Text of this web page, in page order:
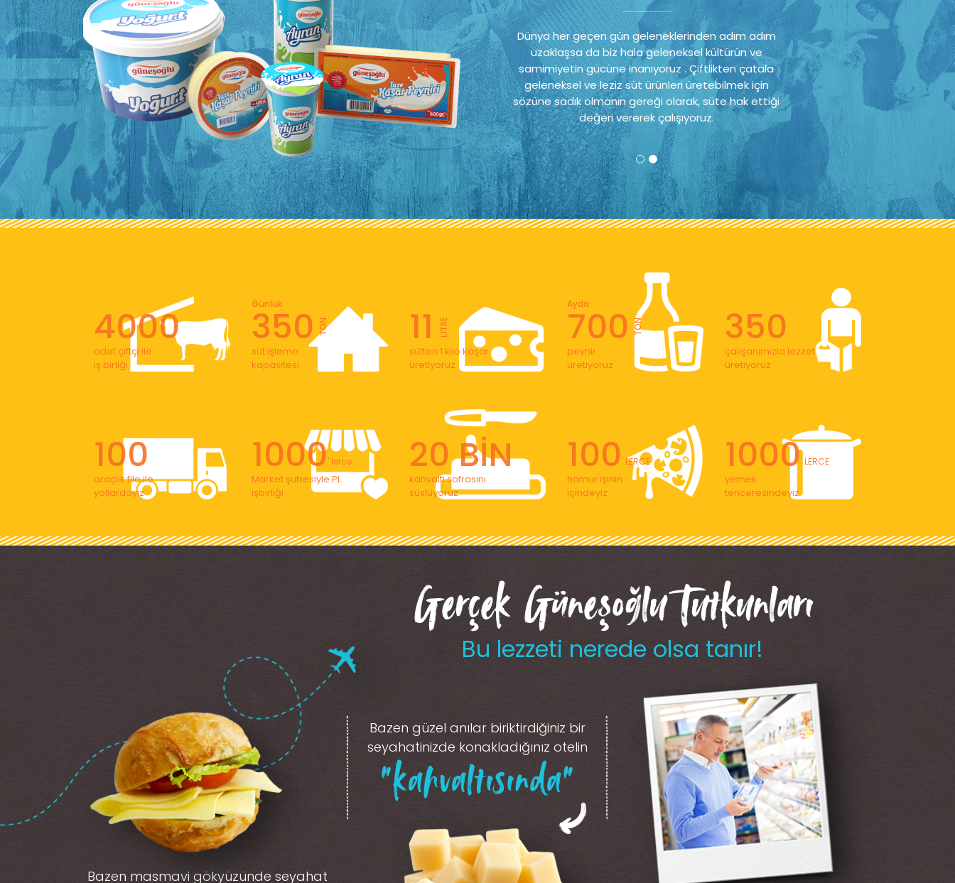
Dünya her geçen gün geleneklerinden adım adım
uzaklaşsa da biz hala geleneksel kültürün ve
samimiyetin gücüne inanıyoruz . Çiftlikten çatala
geleneksel ve leziz süt ürünleri üretebilmek için
sözüne sadık olmanın gereği olarak, süte hak ettiği
değeri vererek çalışıyoruz.
4000
adet çiftçi ile
iş birliği
350
Günlük
TON
süt işleme
kapasitesi
11 LİTRE
sütten 1 kilo kaşar
üretiyoruz
700
Ayda
TON
peynir
üretiyoruz
350
çalışanımızla lezzet
üretiyoruz
100
araçlık filo ile
yollardayız
1000' lerce
Market şubesiyle PL
işbirliği
20 BİN
kahvaltı sofrasını
süslüyoruz
100' LERCE
hamur işinin
içindeyiz
1000' LERCE
yemek
tenceresindeyiz
Gerçek Güneşoğlu Tutkunları
Bu lezzeti nerede olsa tanır!
Bazen masmavi gökyüzünde seyahat
Bazen güzel anılar biriktirdiğiniz bir
seyahatinizde konakladığınız otelin
“kahvaltısında”